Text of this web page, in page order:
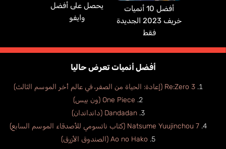
أفضل 10 أنميات
خريف 2023 الجديدة
فقط
يحصل على أفضل
وايفو
أفضل أنميات تعرض حاليا
Re:Zero 3 (إعادة: الحياة من الصفر، في عالم أخر الموسم الثالث)
One Piece (ون بيس)
Dandadan (دانداندان)
Natsume Yuujinchou 7 (كتاب ناتسومي للأصدقاء الموسم السابع)
Ao no Hako (الصندوق الأزرق)